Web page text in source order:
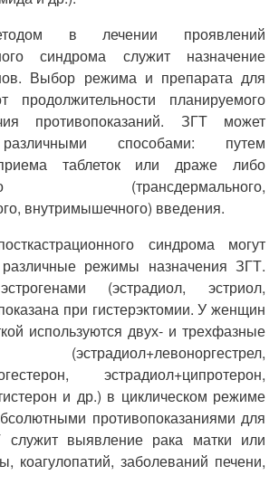
в лечении проявлений
синдрома служит назначение
Выбор режима и препарата для
планируемого
противопоказаний. ЗГТ может
способами: путем
таблеток или драже либо
(трансдермального,
внутримышечного) введения.
синдрома могут
различные режимы назначения ЗГТ.
(эстрадиол, эстриол,
при гистерэктомии. У женщин
используются двух- и трехфазные
эстрадиол+ципротерон,
и др.) в циклическом режиме
противопоказаниями для
служит выявление рака матки или
коагулопатий, заболеваний печени,